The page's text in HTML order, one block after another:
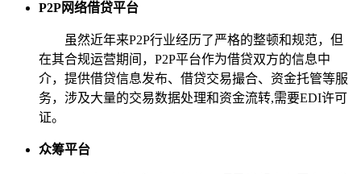
P2P网络借贷平台
虽然近年来P2P行业经历了严格的整顿和规范，但
在其合规运营期间，P2P平台作为借贷双方的信息中
介，提供借贷信息发布、借贷交易撮合、资金托管等服
务，涉及大量的交易数据处理和资金流转,需要EDI许可
证。
众筹平台